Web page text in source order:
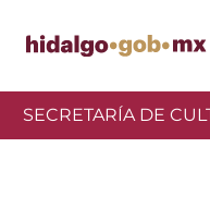
SECRETARÍA DE